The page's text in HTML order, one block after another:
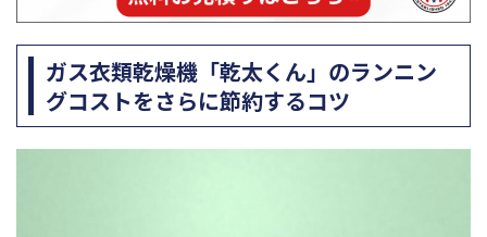
ガス衣類乾燥機「乾太くん」のランニン
グコストをさらに節約するコツ